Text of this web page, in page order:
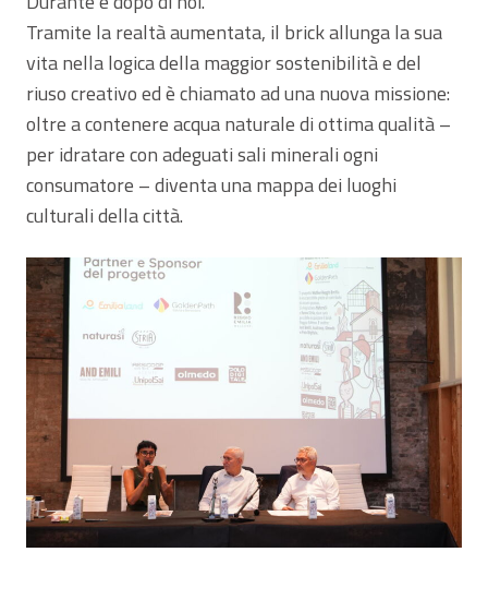
Tramite la realtà aumentata, il brick allunga la sua
vita nella logica della maggior sostenibilità e del
riuso creativo ed è chiamato ad una nuova missione:
oltre a contenere acqua naturale di ottima qualità –
per idratare con adeguati sali minerali ogni
consumatore – diventa una mappa dei luoghi
culturali della città.